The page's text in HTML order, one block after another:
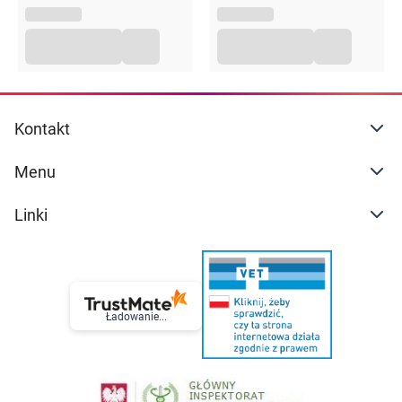
Kontakt
Menu
Linki
Ładowanie...